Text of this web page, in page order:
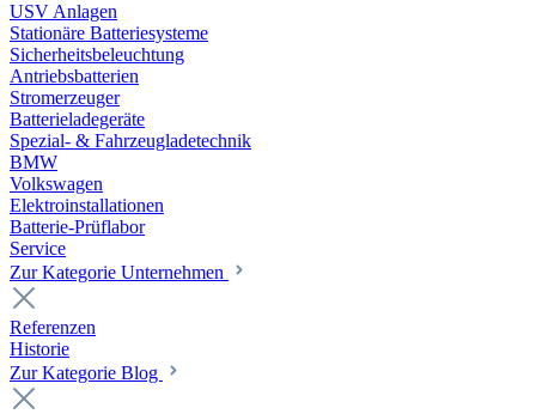
USV Anlagen
Stationäre Batteriesysteme
Sicherheitsbeleuchtung
Antriebsbatterien
Stromerzeuger
Batterieladegeräte
Spezial- & Fahrzeugladetechnik
BMW
Volkswagen
Elektroinstallationen
Batterie-Prüflabor
Service
Zur Kategorie Unternehmen
Referenzen
Historie
Zur Kategorie Blog